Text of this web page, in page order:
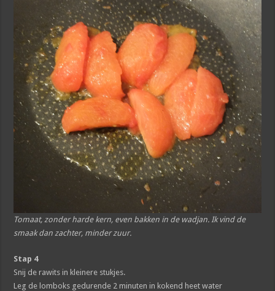
Tomaat, zonder harde kern, even bakken in de wadjan. Ik vind de
smaak dan zachter, minder zuur.
Stap 4
Snij de rawits in kleinere stukjes.
Leg de lomboks gedurende 2 minuten in kokend heet water